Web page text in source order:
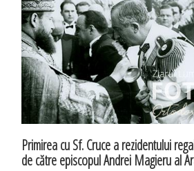
Primirea cu Sf. Cruce a rezidentului
de către episcopul Andrei Magieru al